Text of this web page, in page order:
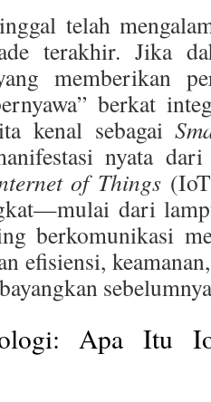
telah
terakhir. Jika
memberikan
berkat
kenal sebagai
nyata
of Things
dari
berkomunikasi
efisiensi,
Apa Itu